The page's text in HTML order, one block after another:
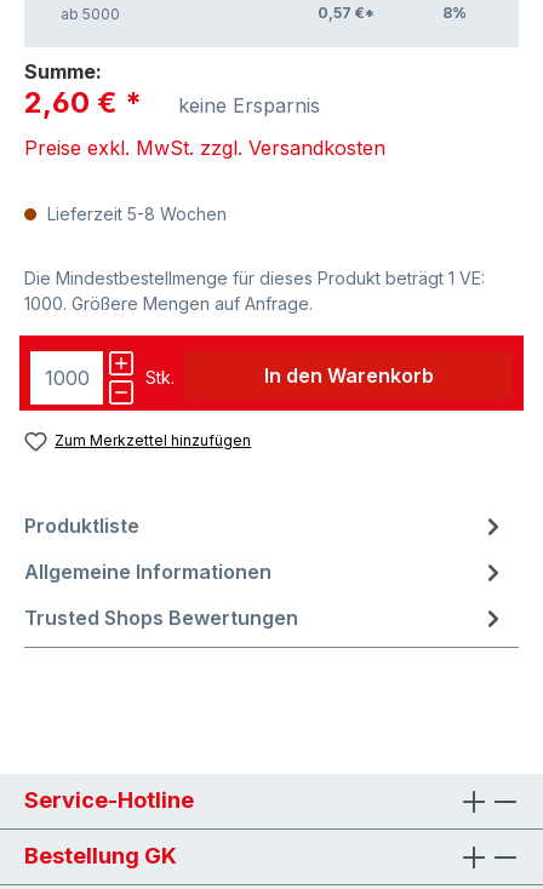
ab 5000 0,57 €* 8%
Summe:
2,60 € *
keine Ersparnis
Preise exkl. MwSt. zzgl. Versandkosten
Lieferzeit 5-8 Wochen
Die Mindestbestellmenge für dieses Produkt beträgt 1 VE:
1000. Größere Mengen auf Anfrage.
Stk. In den Warenkorb
Zum Merkzettel hinzufügen
Produktliste
Allgemeine Informationen
Trusted Shops Bewertungen
Service-Hotline
Bestellung GK